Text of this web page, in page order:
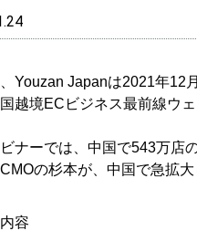
Youzan Japanは2021年12
越境ECビジネス最前線ウ
ナーでは、中国で543万店
の杉本が、中国で急拡
容